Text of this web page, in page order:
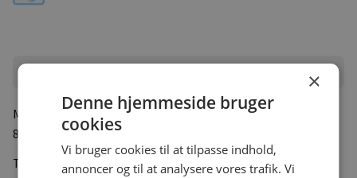
Midtvasen 21, Udbyhøj Nord
8970 Havndal
Tlf.:
+45 86472122
×
Denne hjemmeside bruger
cookies
Vi bruger cookies til at tilpasse indhold,
annoncer og til at analysere vores trafik. Vi